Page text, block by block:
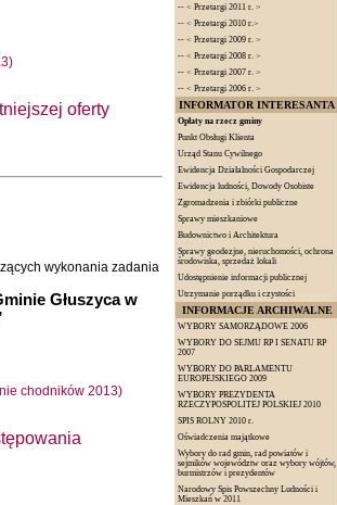
oferty
wykonania zadania
Głuszyca w
chodników 2013)
-- < Przetargi 2011 r. >
-- < Przetargi 2010 r.>
-- < Przetargi 2009 r. >
-- < Przetargi 2008 r. >
-- < Przetargi 2007 r. >
-- < Przetargi 2006 r. >
INFORMATOR INTERESANTA
Opłaty na rzecz gminy
Punkt Obsługi Klienta
Urząd Stanu Cywilnego
Ewidencja Działalności Gospodarczej
Ewidencja ludności, Dowody Osobiste
Zgromadzenia i zbiórki publiczne
Sprawy mieszkaniowe
Budownictwo i Architektura
Sprawy geodezjne, nieruchomości, ochrona
środowiska, sprzedaż lokali
Udostępnienie informacji publicznej
Utrzymanie porządku i czystości
INFORMACJE ARCHIWALNE
WYBORY SAMORZĄDOWE 2006
WYBORY DO SEJMU RP I SENATU RP
2007
WYBORY DO PARLAMENTU
EUROPEJSKIEGO 2009
WYBORY PREZYDENTA
RZECZYPOSPOLITEJ POLSKIEJ 2010
SPIS ROLNY 2010 r.
Oświadczenia majątkowe
Wybory do rad gmin, rad powiatów i
sejmików województw oraz wybory wójtów,
burmistrzów i prezydentów
Narodowy Spis Powszechny Ludności i
Mieszkań w 2011